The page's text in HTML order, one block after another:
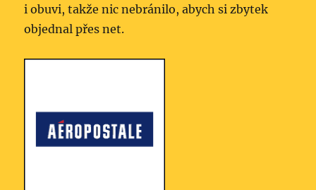
i obuvi, takže nic nebránilo, abych si zbytek
objednal přes net.